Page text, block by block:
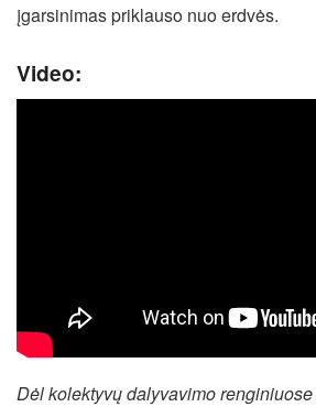
įgarsinimas priklauso nuo erdvės.
Video:
Dėl kolektyvų dalyvavimo